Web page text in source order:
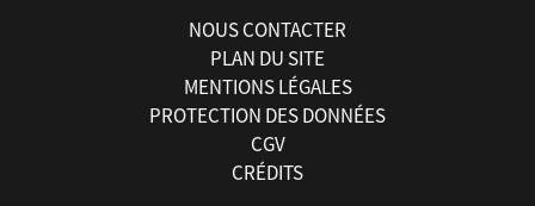
NOUS CONTACTER
PLAN DU SITE
MENTIONS LÉGALES
PROTECTION DES DONNÉES
CGV
CRÉDITS